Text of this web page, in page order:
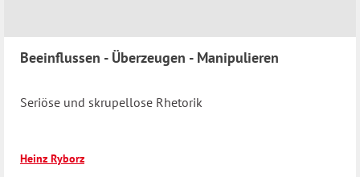
Beeinflussen - Überzeugen - Manipulieren
Seriöse und skrupellose Rhetorik
Heinz Ryborz